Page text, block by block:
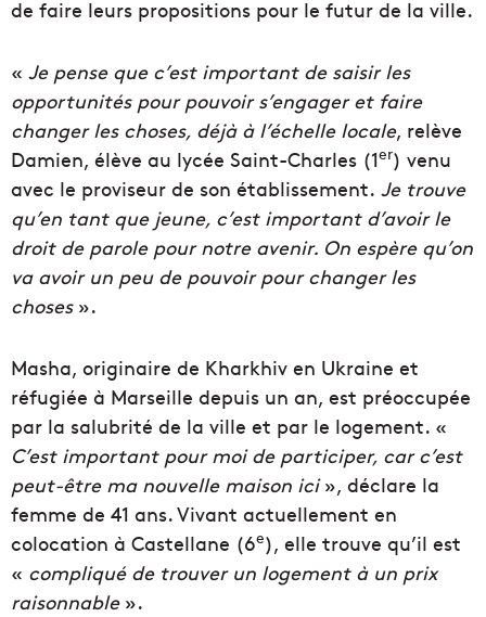
de faire leurs propositions pour le futur de la ville.
« Je pense que c’est important de saisir les
opportunités pour pouvoir s’engager et faire
changer les choses, déjà à l’échelle locale, relève
Damien, élève au lycée Saint-Charles (1er) venu
avec le proviseur de son établissement. Je trouve
qu’en tant que jeune, c’est important d’avoir le
droit de parole pour notre avenir. On espère qu’on
va avoir un peu de pouvoir pour changer les
choses ».
Masha, originaire de Kharkhiv en Ukraine et
réfugiée à Marseille depuis un an, est préoccupée
par la salubrité de la ville et par le logement. «
C’est important pour moi de participer, car c’est
peut-être ma nouvelle maison ici», déclare la
femme de 41 ans. Vivant actuellement en
colocation à Castellane (6e), elle trouve qu’il est
« compliqué de trouver un logement à un prix
raisonnable ».